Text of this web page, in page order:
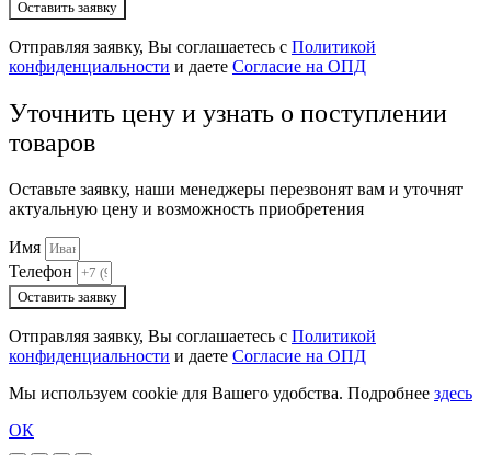
Оставить заявку
Отправляя заявку, Вы соглашаетесь с Политикой
конфиденциальности и даете Согласие на ОПД
Уточнить цену и узнать о поступлении
товаров
Оставьте заявку, наши менеджеры перезвонят вам и уточнят
актуальную цену и возможность приобретения
Имя
Телефон
Оставить заявку
Отправляя заявку, Вы соглашаетесь с Политикой
конфиденциальности и даете Согласие на ОПД
Мы используем cookie для Вашего удобства. Подробнее здесь
ОК